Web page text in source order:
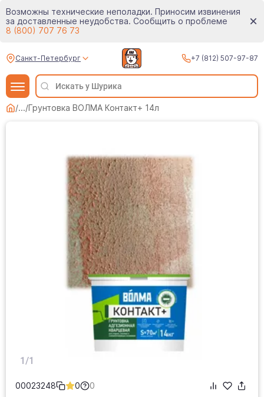
Возможны технические неполадки. Приносим извинения
за доставленные неудобства. Сообщить о проблеме
8 (800) 707 76 73
Санкт-Петербург +7 (812) 507-97-87
/.../Грунтовка ВОЛМА Контакт+ 14л
1/1
00023248 0 0